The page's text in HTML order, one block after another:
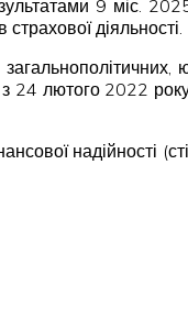
9 міс.
діяльності.
з 24 лютого 2022
надійності